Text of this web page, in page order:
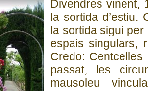
Divendres vinent,
la sortida d’estiu.
la sortida sigui
espais singulars,
Credo:
passat, les
mausoleu